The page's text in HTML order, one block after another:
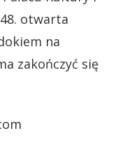
otwarta
na
zakończyć się